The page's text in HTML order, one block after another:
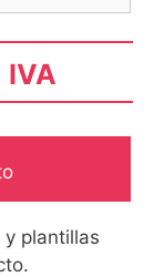
IVA
plantillas